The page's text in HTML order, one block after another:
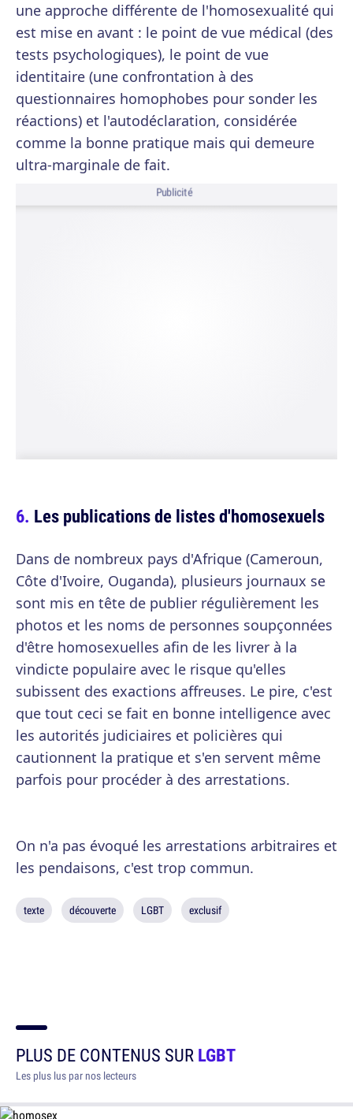
une approche différente de l'homosexualité qui
est mise en avant : le point de vue médical (des
tests psychologiques), le point de vue
identitaire (une confrontation à des
questionnaires homophobes pour sonder les
réactions) et l'autodéclaration, considérée
comme la bonne pratique mais qui demeure
ultra-marginale de fait.
Publicité
Les publications de listes d'homosexuels
Dans de nombreux pays d'Afrique (Cameroun,
Côte d'Ivoire, Ouganda), plusieurs journaux se
sont mis en tête de publier régulièrement les
photos et les noms de personnes soupçonnées
d'être homosexuelles afin de les livrer à la
vindicte populaire avec le risque qu'elles
subissent des exactions affreuses. Le pire, c'est
que tout ceci se fait en bonne intelligence avec
les autorités judiciaires et policières qui
cautionnent la pratique et s'en servent même
parfois pour procéder à des arrestations.
On n'a pas évoqué les arrestations arbitraires et
les pendaisons, c'est trop commun.
texte découverte LGBT exclusif
PLUS DE CONTENUS SURLGBT
Les plus lus par nos lecteurs